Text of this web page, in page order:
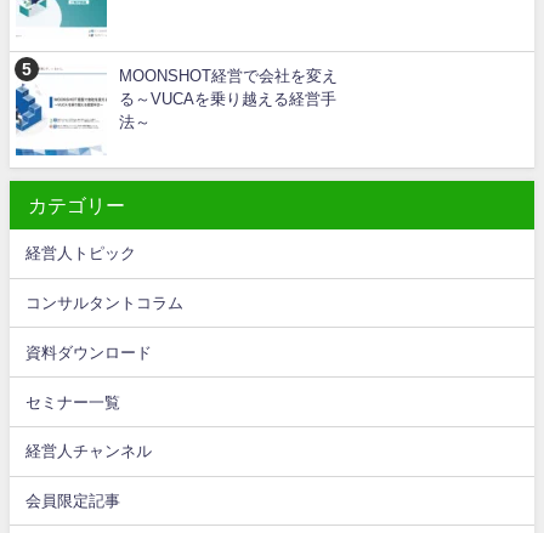
MOONSHOT経営で会社を変え
る～VUCAを乗り越える経営手
法～
カテゴリー
経営人トピック
コンサルタントコラム
資料ダウンロード
セミナー一覧
経営人チャンネル
会員限定記事